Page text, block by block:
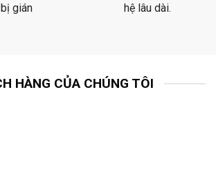
gián
hệ lâu dài.
HÀNG CỦA CHÚNG TÔI